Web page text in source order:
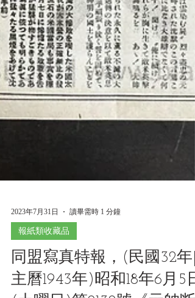
2023年7月31日 讀畢需時 1 分鐘
報紙類收藏品